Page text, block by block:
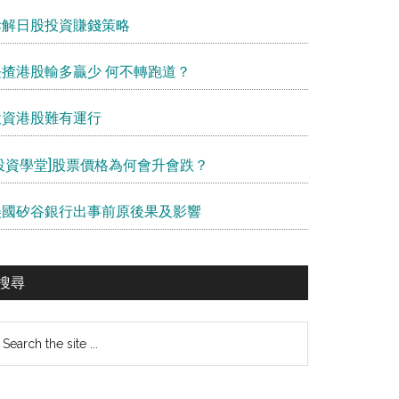
日股投資賺錢策略
港股輸多贏少 何不轉跑道？
港股難有運行
資學堂]股票價格為何會升會跌？
矽谷銀行出事前原後果及影響
尋